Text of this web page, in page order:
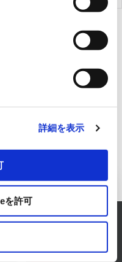
詳細を表示
を許可Business
about Electronics.
us.